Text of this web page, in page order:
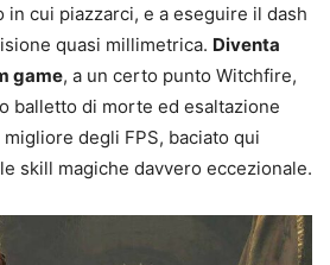
cui piazzarci, e a eseguire il dash
quasi millimetrica. Diventa
game, a un certo punto Witchfire,
balletto di morte ed esaltazione
degli FPS, baciato qui
skill magiche davvero eccezionale.